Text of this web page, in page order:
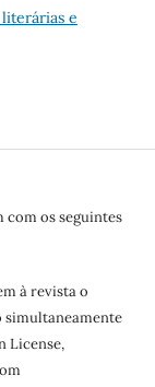
e
os seguintes
à revista o
License,